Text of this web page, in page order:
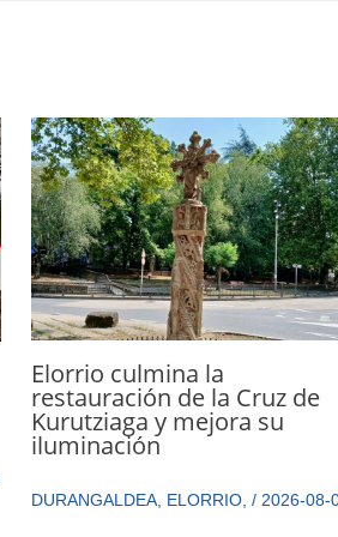
Elorrio culmina la
restauración de la Cruz de
Kurutziaga y mejora su
iluminación
DURANGALDEA, ELORRIO, / 2026-08-